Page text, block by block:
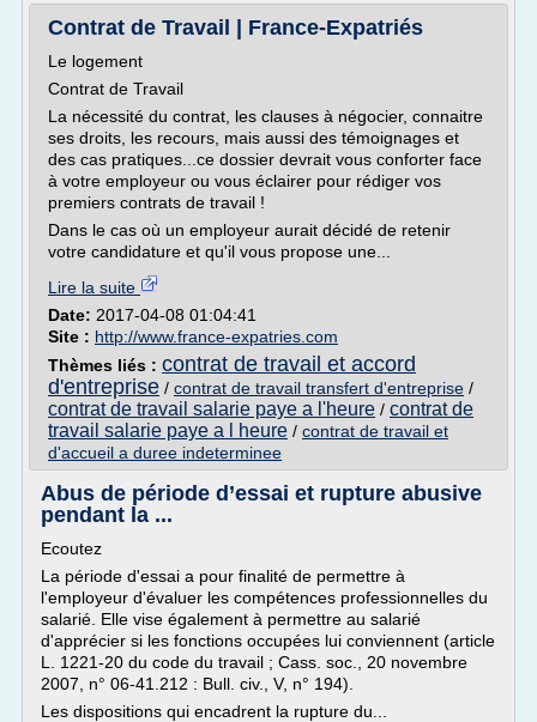
Contrat de Travail | France-Expatriés
Le logement
Contrat de Travail
La nécessité du contrat, les clauses à négocier, connaitre
ses droits, les recours, mais aussi des témoignages et
des cas pratiques...ce dossier devrait vous conforter face
à votre employeur ou vous éclairer pour rédiger vos
premiers contrats de travail !
Dans le cas où un employeur aurait décidé de retenir
votre candidature et qu'il vous propose une...
Lire la suite
Date: 2017-04-08 01:04:41
Site : http://www.france-expatries.com
Thèmes liés : contrat de travail et accord
d'entreprise / contrat de travail transfert d'entreprise /
contrat de travail salarie paye a l'heure / contrat de
travail salarie paye a l heure / contrat de travail et
d'accueil a duree indeterminee
Abus de période d’essai et rupture abusive
pendant la ...
Ecoutez
La période d'essai a pour finalité de permettre à
l'employeur d'évaluer les compétences professionnelles du
salarié. Elle vise également à permettre au salarié
d'apprécier si les fonctions occupées lui conviennent (article
L. 1221-20 du code du travail ; Cass. soc., 20 novembre
2007, n° 06-41.212 : Bull. civ., V, n° 194).
Les dispositions qui encadrent la rupture du...